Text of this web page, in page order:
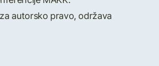
autorsko pravo, održava